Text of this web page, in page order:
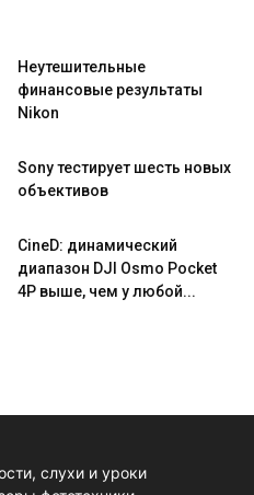
Неутешительные
финансовые результаты
Nikon
Sony тестирует шесть новых
объективов
CineD: динамический
диапазон DJI Osmo Pocket
4P выше, чем у любой...